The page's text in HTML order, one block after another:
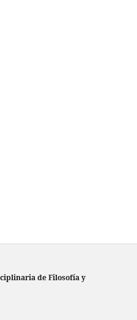
de Filosofía y